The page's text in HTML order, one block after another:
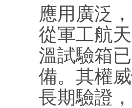
應用廣泛
從軍工航
溫試驗箱
備。其權
長期驗證